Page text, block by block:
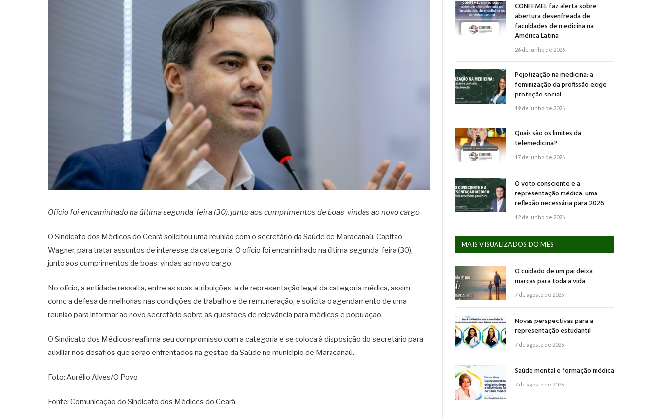
Ofício foi encaminhado na última segunda-feira (30), junto aos cumprimentos de boas-vindas ao novo cargo
O Sindicato dos Médicos do Ceará solicitou uma reunião com o secretário da Saúde de Maracanaú, Capitão
Wagner, para tratar assuntos de interesse da categoria. O ofício foi encaminhado na última segunda-feira (30),
junto aos cumprimentos de boas-vindas ao novo cargo.
No ofício, a entidade ressalta, entre as suas atribuições, a de representação legal da categoria médica, assim
como a defesa de melhorias nas condições de trabalho e de remuneração, e solicita o agendamento de uma
reunião para informar ao novo secretário sobre as questões de relevância para médicos e população.
O Sindicato dos Médicos reafirma seu compromisso com a categoria e se coloca à disposição do secretário para
auxiliar nos desafios que serão enfrentados na gestão da Saúde no município de Maracanaú.
Foto: Aurélio Alves/O Povo
Fonte: Comunicação do Sindicato dos Médicos do Ceará
CONFEMEL faz alerta sobre
abertura desenfreada de
faculdades de medicina na
América Latina
26 de junho de 2026
Pejotização na medicina: a
feminização da profissão exige
proteção social
19 de junho de 2026
Quais são os limites da
telemedicina?
17 de junho de 2026
O voto consciente e a
representação médica: uma
reflexão necessária para 2026
12 de junho de 2026
MAIS VISUALIZADOS DO MÊS
O cuidado de um pai deixa
marcas para toda a vida.
7 de agosto de 2026
Novas perspectivas para a
representação estudantil
7 de agosto de 2026
Saúde mental e formação médica
7 de agosto de 2026